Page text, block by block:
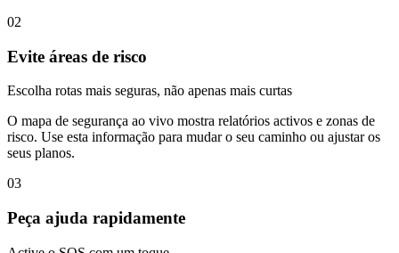
02
Evite áreas de risco
Escolha rotas mais seguras, não apenas mais curtas
O mapa de segurança ao vivo mostra relatórios activos e zonas de
risco. Use esta informação para mudar o seu caminho ou ajustar os
seus planos.
03
Peça ajuda rapidamente